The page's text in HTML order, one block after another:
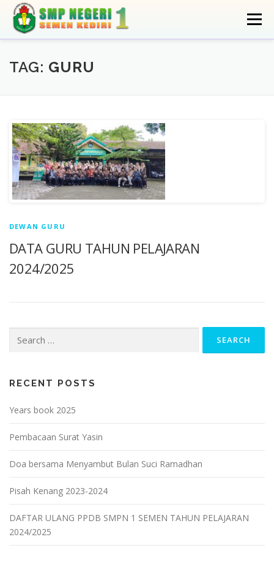
content
Menu
MAPEL
TAG: GURU
DEWAN GURU
DATA GURU TAHUN PELAJARAN
2024/2025
for:
RECENT POSTS
Years book 2025
Pembacaan Surat Yasin
Doa bersama Menyambut Bulan Suci Ramadhan
Pisah Kenang 2023-2024
DAFTAR ULANG PPDB SMPN 1 SEMEN TAHUN PELAJARAN
2024/2025